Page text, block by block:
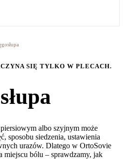
SIĘ TYLKO W PLECACH.
albo szyjnym może
sposobu siedzenia, ustawienia
urazów. Dlatego w OrtoSovie
miejscu bólu – sprawdzamy, jak